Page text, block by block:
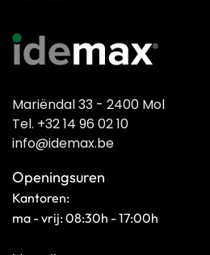
Mariëndal 33 - 2400 Mol
Tel. +32 14 96 02 10
info@idemax.be
Openingsuren
Kantoren:
ma - vrij: 08:30h - 17:00h